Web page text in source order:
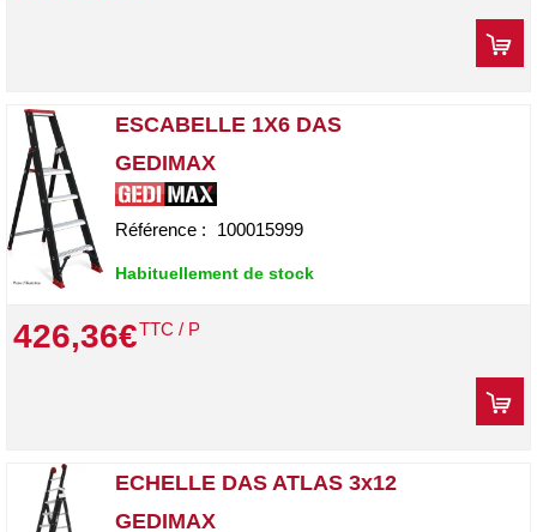
ESCABELLE 1X6 DAS
GEDIMAX
Référence : 100015999
Habituellement de stock
426,36€TTC / P
ECHELLE DAS ATLAS 3x12
GEDIMAX